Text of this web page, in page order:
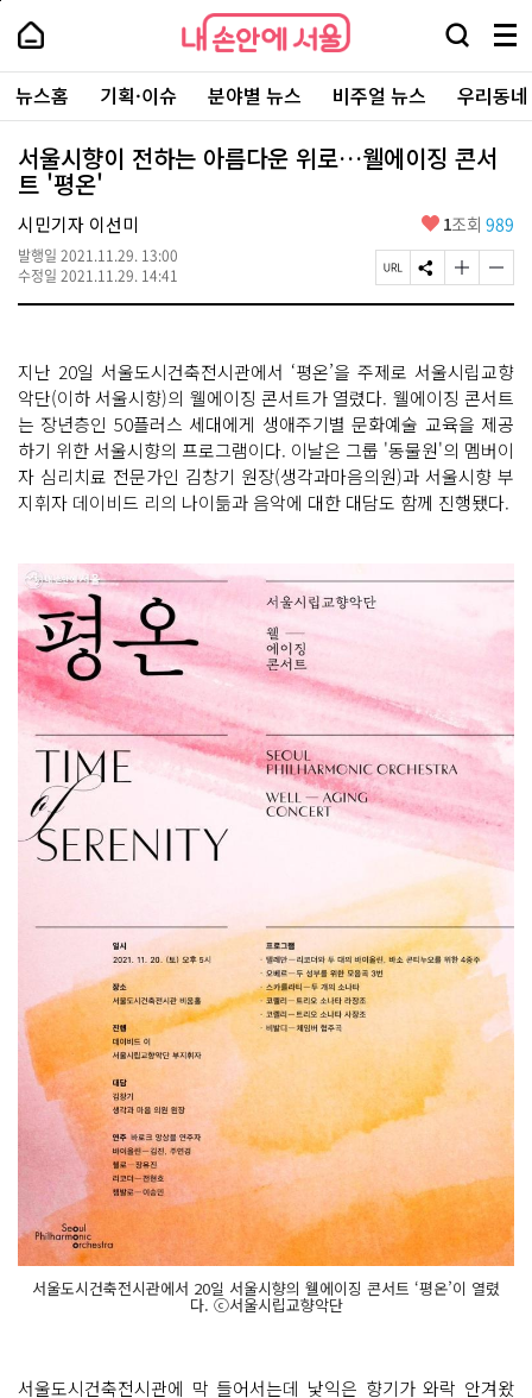
본
로
가
내
손
안
에
서
울
-
서
울
시
대
표
소
통
포
내
손
에
울
검
창
열
기
메
뉴
전
체
보
주
요
서
뉴스홈 기획·이슈 분야별 뉴스 비주얼 뉴스 우리동
서울시향이 전하는 아름다운 위로…웰에이징 콘서
트 '평온'
시민기자 이선미
발행일 2021.11.29. 13:00
수정일 2021.11.29. 14:41
좋
요
1조회 989
페
이
L
복
사
S
N
유
하
기
글
자
크
게
변
경
하
기
글
자
작
게
변
경
하
기
지난 20일 서울도시건축전시관에서 ‘평온’을 주제로 서울시립교향
악단(이하 서울시향)의 웰에이징 콘서트가 열렸다. 웰에이징 콘서트
는 장년층인 50플러스 세대에게 생애주기별 문화예술 교육을 제공
하기 위한 서울시향의 프로그램이다. 이날은 그룹 '동물원'의 멤버이
자 심리치료 전문가인 김창기 원장(생각과마음의원)과 서울시향 부
지휘자 데이비드 리의 나이듦과 음악에 대한 대담도 함께 진행됐다.
서울도시건축전시관에서 20일 서울시향의 웰에이징 콘서트 ‘평온’이 열렸
다. ⓒ서울시립교향악단
서울도시건축전시관에 막 들어서는데 낯익은 향기가 와락 안겨왔
페
상
단
로